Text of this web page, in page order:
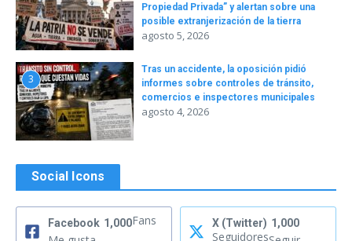
Propiedad Privada” y alertan sobre una
posible extranjerización de la tierra
agosto 5, 2026
3
Tras un accidente, la oposición pidió
informes sobre controles de tránsito,
comercios e inspectores municipales
agosto 4, 2026
Social Icons
Facebook 1,000Fans
X (Twitter) 1,000
Seguidores